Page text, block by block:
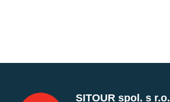
SITOUR spol. s r.o.